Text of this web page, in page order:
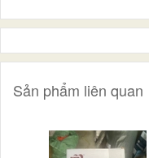
Sản phẩm liên quan